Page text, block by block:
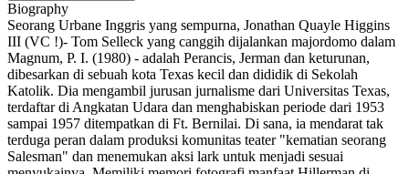
Biography
Seorang Urbane Inggris yang sempurna, Jonathan Quayle Higgins
III (VC !)- Tom Selleck yang canggih dijalankan majordomo dalam
Magnum, P. I. (1980) - adalah Perancis, Jerman dan keturunan,
dibesarkan di sebuah kota Texas kecil dan dididik di Sekolah
Katolik. Dia mengambil jurusan jurnalisme dari Universitas Texas,
terdaftar di Angkatan Udara dan menghabiskan periode dari 1953
sampai 1957 ditempatkan di Ft. Bernilai. Di sana, ia mendarat tak
terduga peran dalam produksi komunitas teater "kematian seorang
Salesman" dan menemukan aksi lark untuk menjadi sesuai